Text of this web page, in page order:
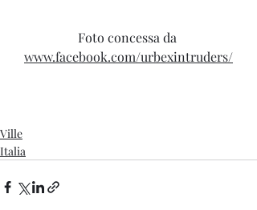
Foto concessa da
www.facebook.com/urbexintruders/
Ville
Italia